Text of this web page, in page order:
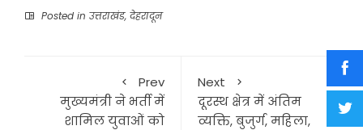
Posted in उत्तराखंड, देहरादून
Prev
मुख्यमंत्री ने भर्ती में
शामिल युवाओं को
Next
दूरस्थ क्षेत्र में अंतिम
व्यक्ति, बुजुर्ग, महिला,